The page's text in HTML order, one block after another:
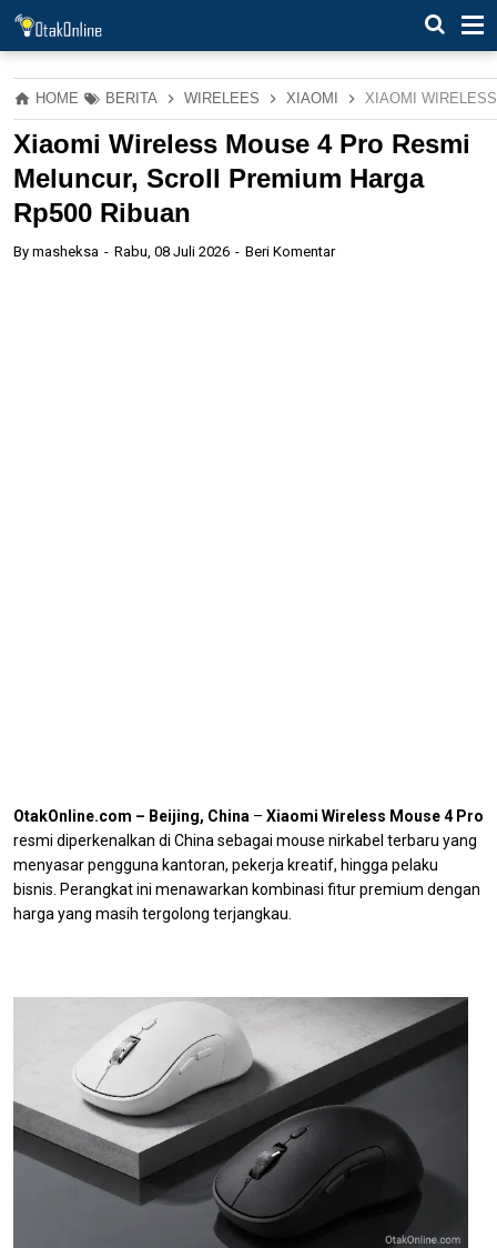
HOME BERITA WIRELEES XIAOMI XIAOMI
Xiaomi Wireless Mouse 4 Pro Resmi
Meluncur, Scroll Premium Harga
Rp500 Ribuan
By masheksa Rabu, 08 Juli 2026 Beri Komentar
OtakOnline.com – Beijing, China – Xiaomi Wireless Mouse 4 Pro
resmi diperkenalkan di China sebagai mouse nirkabel terbaru yang
menyasar pengguna kantoran, pekerja kreatif, hingga pelaku
bisnis. Perangkat ini menawarkan kombinasi fitur premium dengan
harga yang masih tergolong terjangkau.